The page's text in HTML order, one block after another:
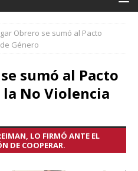
Obrero se sumó al Pacto
Género
sumó al Pacto
No Violencia
LO FIRMÓ ANTE EL
DE COOPERAR.